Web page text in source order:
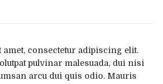
consectetur adipiscing elit.
pulvinar malesuada, dui nisi
arcu dui quis odio. Mauris